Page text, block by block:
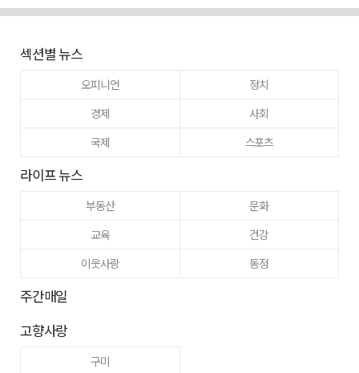
섹션별 뉴스
오피니언
정치
경제
사회
국제
스포츠
라이프 뉴스
부동산
문화
교육
건강
이웃사랑
동정
주간매일
고향사랑
구미